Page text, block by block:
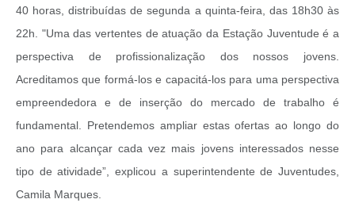
40 horas, distribuídas de segunda a quinta-feira, das 18h30 às
22h. "Uma das vertentes de atuação da Estação Juventude é a
perspectiva de profissionalização dos nossos jovens.
Acreditamos que formá-los e capacitá-los para uma perspectiva
empreendedora e de inserção do mercado de trabalho é
fundamental. Pretendemos ampliar estas ofertas ao longo do
ano para alcançar cada vez mais jovens interessados nesse
tipo de atividade”, explicou a superintendente de Juventudes,
Camila Marques.